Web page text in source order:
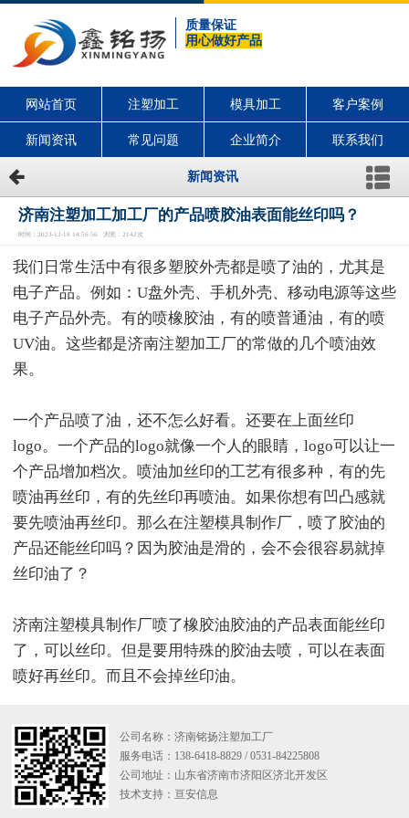
质量保证
用心做好产品
网站首页 注塑加工 模具加工 客户案例
新闻资讯 常见问题 企业简介 联系我们
新闻资讯
济南注塑加工加工厂的产品喷胶油表面能丝印吗？
时间：2023-12-18 14:56:56 浏览：2142次
我们日常生活中有很多塑胶外壳都是喷了油的，尤其是
电子产品。例如：U盘外壳、手机外壳、移动电源等这些
电子产品外壳。有的喷橡胶油，有的喷普通油，有的喷
UV油。这些都是济南注塑加工厂的常做的几个喷油效
果。
一个产品喷了油，还不怎么好看。还要在上面丝印
logo。一个产品的logo就像一个人的眼睛，logo可以让一
个产品增加档次。喷油加丝印的工艺有很多种，有的先
喷油再丝印，有的先丝印再喷油。如果你想有凹凸感就
要先喷油再丝印。那么在注塑模具制作厂，喷了胶油的
产品还能丝印吗？因为胶油是滑的，会不会很容易就掉
丝印油了？
济南注塑模具制作厂喷了橡胶油胶油的产品表面能丝印
了，可以丝印。但是要用特殊的胶油去喷，可以在表面
喷好再丝印。而且不会掉丝印油。
公司名称：济南铭扬注塑加工厂
服务电话：138-6418-8829 / 0531-84225808
公司地址：山东省济南市济阳区济北开发区
技术支持： 亘安信息